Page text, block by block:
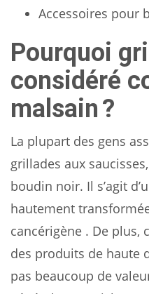
Accessoires pour
Pourquoi
considéré
malsain ?
La plupart des gens
grillades aux
boudin noir. Il s’agit
hautement
cancérigène . De plus,
des produits de haute
pas beaucoup de